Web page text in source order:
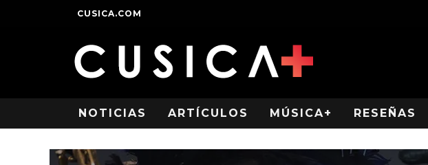
CUSICA.COM
NOTICIAS ARTÍCULOS MÚSICA+ RESEÑAS